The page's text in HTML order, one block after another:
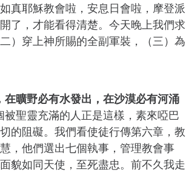
真耶穌教會啦，安息日會啦，摩登派
了，才能看得清楚。今天晚上我們求
）穿上神所賜的全副軍裝，（三）為
曠野必有水發出，在沙漠必有河涌
聖靈充滿的人正是這樣，素來啞巴
的阻礙。我們看使徒行傳第六章，教
，他們選出七個執事，管理教會事
貌如同天使，至死盡忠。前不久我走